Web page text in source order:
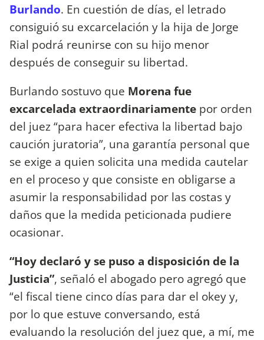
Burlando. En cuestión de días, el letrado
consiguió su excarcelación y la hija de Jorge
Rial podrá reunirse con su hijo menor
después de conseguir su libertad.
Burlando sostuvo que Morena fue
excarcelada extraordinariamente por orden
del juez “para hacer efectiva la libertad bajo
caución juratoria”, una garantía personal que
se exige a quien solicita una medida cautelar
en el proceso y que consiste en obligarse a
asumir la responsabilidad por las costas y
daños que la medida peticionada pudiere
ocasionar.
“Hoy declaró y se puso a disposición de la
Justicia”, señaló el abogado pero agregó que
“el fiscal tiene cinco días para dar el okey y,
por lo que estuve conversando, está
evaluando la resolución del juez que, a mí, me